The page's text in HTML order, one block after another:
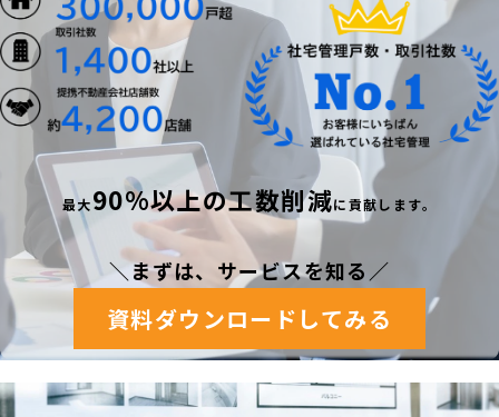
最大90%以上の工数削減に貢献します。
＼まずは、サービスを知る ／
資料ダウンロードしてみる